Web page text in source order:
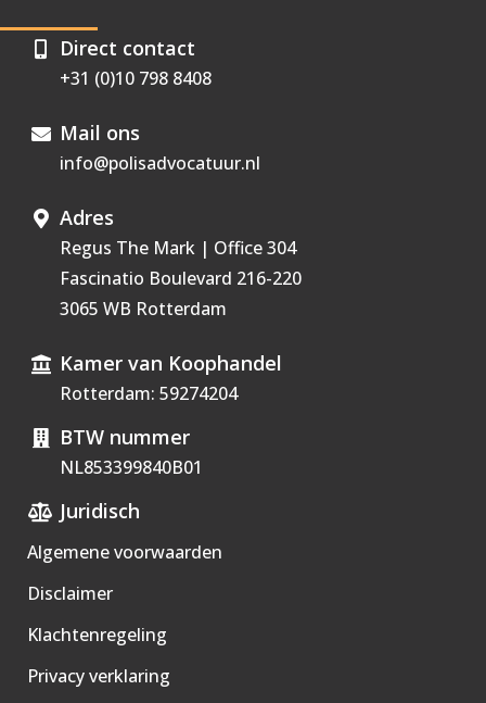
Direct contact
+31 (0)10 798 8408
Mail ons
info@polisadvocatuur.nl
Adres
Regus The Mark | Office 304
Fascinatio Boulevard 216-220
3065 WB Rotterdam
Kamer van Koophandel
Rotterdam: 59274204
BTW nummer
NL853399840B01
Juridisch
Algemene voorwaarden
Disclaimer
Klachtenregeling
Privacy verklaring